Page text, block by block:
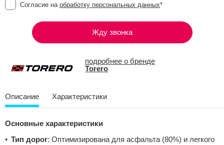
Согласие на обработку персональных данных*
Жду звонка
подробнее о бренде
Torero
Описание Характеристики
Основные характеристики
Тип дорог: Оптимизирована для асфальта (80%) и легкого